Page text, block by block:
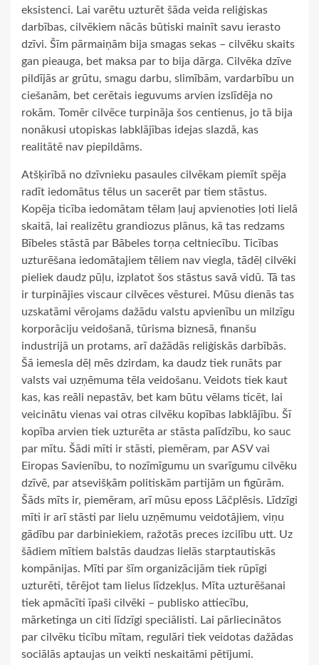
eksistenci. Lai varētu uzturēt šāda veida reliģiskas
darbības, cilvēkiem nācās būtiski mainīt savu ierasto
dzīvi. Šīm pārmaiņām bija smagas sekas – cilvēku skaits
gan pieauga, bet maksa par to bija dārga. Cilvēka dzīve
pildījās ar grūtu, smagu darbu, slimībām, vardarbību un
ciešanām, bet cerētais ieguvums arvien izslīdēja no
rokām. Tomēr cilvēce turpināja šos centienus, jo tā bija
nonākusi utopiskas labklājības idejas slazdā, kas
realitātē nav piepildāms.
Atšķirībā no dzīvnieku pasaules cilvēkam piemīt spēja
radīt iedomātus tēlus un sacerēt par tiem stāstus.
Kopēja ticība iedomātam tēlam ļauj apvienoties ļoti lielā
skaitā, lai realizētu grandiozus plānus, kā tas redzams
Bībeles stāstā par Bābeles torņa celtniecību. Ticības
uzturēšana iedomātajiem tēliem nav viegla, tādēļ cilvēki
pieliek daudz pūļu, izplatot šos stāstus savā vidū. Tā tas
ir turpinājies viscaur cilvēces vēsturei. Mūsu dienās tas
uzskatāmi vērojams dažādu valstu apvienību un milzīgu
korporāciju veidošanā, tūrisma biznesā, finanšu
industrijā un protams, arī dažādās reliģiskās darbībās.
Šā iemesla dēļ mēs dzirdam, ka daudz tiek runāts par
valsts vai uzņēmuma tēla veidošanu. Veidots tiek kaut
kas, kas reāli nepastāv, bet kam būtu vēlams ticēt, lai
veicinātu vienas vai otras cilvēku kopības labklājību. Šī
kopība arvien tiek uzturēta ar stāsta palīdzību, ko sauc
par mītu. Šādi mīti ir stāsti, piemēram, par ASV vai
Eiropas Savienību, to nozīmīgumu un svarīgumu cilvēku
dzīvē, par atsevišķām politiskām partijām un figūrām.
Šāds mīts ir, piemēram, arī mūsu eposs Lāčplēsis. Līdzīgi
mīti ir arī stāsti par lielu uzņēmumu veidotājiem, viņu
gādību par darbiniekiem, ražotās preces izcilību utt. Uz
šādiem mītiem balstās daudzas lielās starptautiskās
kompānijas. Mīti par šīm organizācijām tiek rūpīgi
uzturēti, tērējot tam lielus līdzekļus. Mīta uzturēšanai
tiek apmācīti īpaši cilvēki – publisko attiecību,
mārketinga un citi līdzīgi speciālisti. Lai pārliecinātos
par cilvēku ticību mītam, regulāri tiek veidotas dažādas
sociālās aptaujas un veikti neskaitāmi pētījumi.